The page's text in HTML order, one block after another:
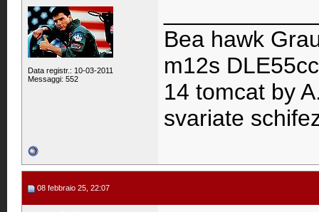
Data registr.: 10-03-2011
Messaggi: 552
Bea hawk
m12s
14 tomcat by
svariate
08 febbraio 25, 22:07